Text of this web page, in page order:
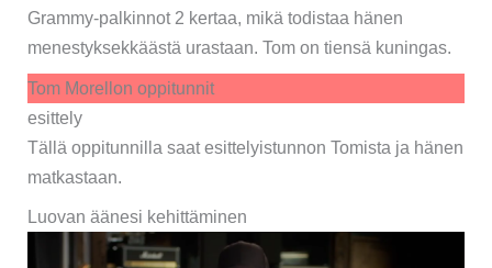
Grammy-palkinnot 2 kertaa, mikä todistaa hänen
menestyksekkäästä urastaan. Tom on tiensä kuningas.
Tom Morellon oppitunnit
esittely
Tällä oppitunnilla saat esittelyistunnon Tomista ja hänen
matkastaan.
Luovan äänesi kehittäminen